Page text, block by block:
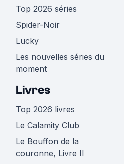
Top 2026 séries
Spider-Noir
Lucky
Les nouvelles séries du
moment
Livres
Top 2026 livres
Le Calamity Club
Le Bouffon de la
couronne, Livre II